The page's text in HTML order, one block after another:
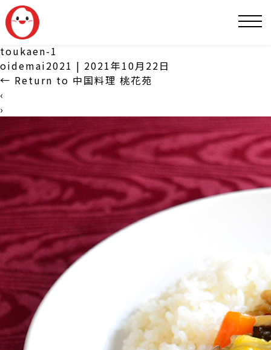
toukaen-1
oidemai2021 | 2021年10月22日
← Return to 中国料理 桃花苑
‹
›